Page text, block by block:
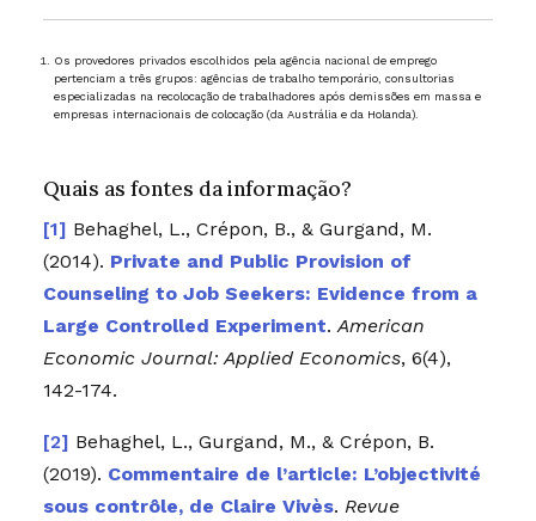
Os provedores privados escolhidos pela agência nacional de emprego
pertenciam a três grupos: agências de trabalho temporário, consultorias
especializadas na recolocação de trabalhadores após demissões em massa e
empresas internacionais de colocação (da Austrália e da Holanda).
Quais as fontes da informação?
Behaghel, L., Crépon, B., & Gurgand, M.
(2014). Private and Public Provision of
Counseling to Job Seekers: Evidence from a
Large Controlled Experiment.American
Economic Journal: Applied Economics, 6(4),
142-174.
Behaghel, L., Gurgand, M., & Crépon, B.
(2019). Commentaire de l’article: L’objectivité
sous contrôle, de Claire Vivès. Revue